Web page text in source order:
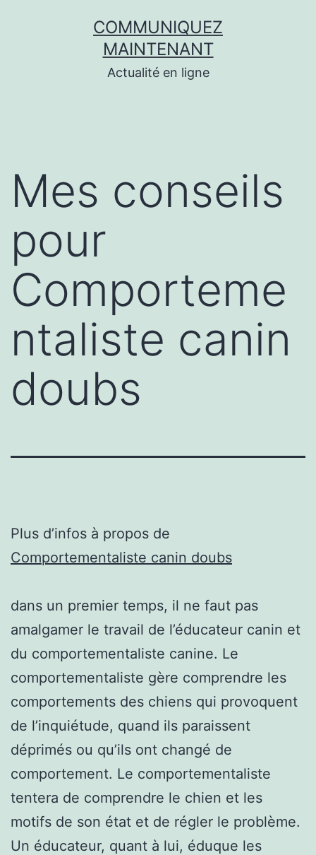
COMMUNIQUEZ
MAINTENANT
Actualité en ligne
Mes conseils
pour
Comporteme
ntaliste canin
doubs
Plus d’infos à propos de
Comportementaliste canin doubs
dans un premier temps, il ne faut pas
amalgamer le travail de l’éducateur canin et
du comportementaliste canine. Le
comportementaliste gère comprendre les
comportements des chiens qui provoquent
de l’inquiétude, quand ils paraissent
déprimés ou qu’ils ont changé de
comportement. Le comportementaliste
tentera de comprendre le chien et les
motifs de son état et de régler le problème.
Un éducateur, quant à lui, éduque les